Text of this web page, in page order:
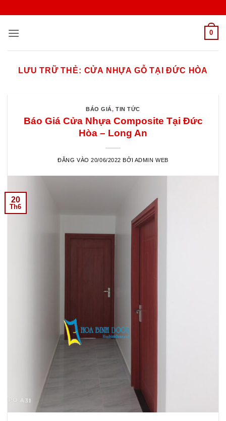
nội
0
LƯU TRỮ THẺ: CỬA NHỰA GỖ TẠI ĐỨC HÒA
BÁO GIÁ,TIN TỨC
Báo Giá Cửa Nhựa Composite Tại Đức
Hòa – Long An
ĐĂNG VÀO20/06/2022 BỞI ADMIN WEB
20
Th6